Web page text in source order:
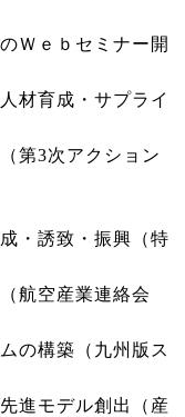
ｅｂセミナー開
育成・サプライ
3次アクション
・誘致・振興（特
航空産業連絡会
構築（九州版ス
進モデル創出（産